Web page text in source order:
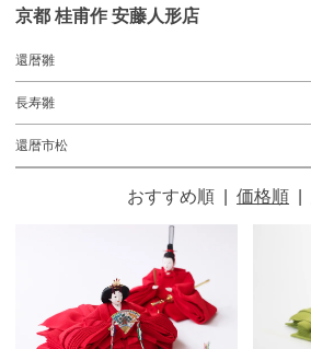
京都 桂甫作 安藤人形店
還暦雛
長寿雛
還暦市松
おすすめ順 価格順